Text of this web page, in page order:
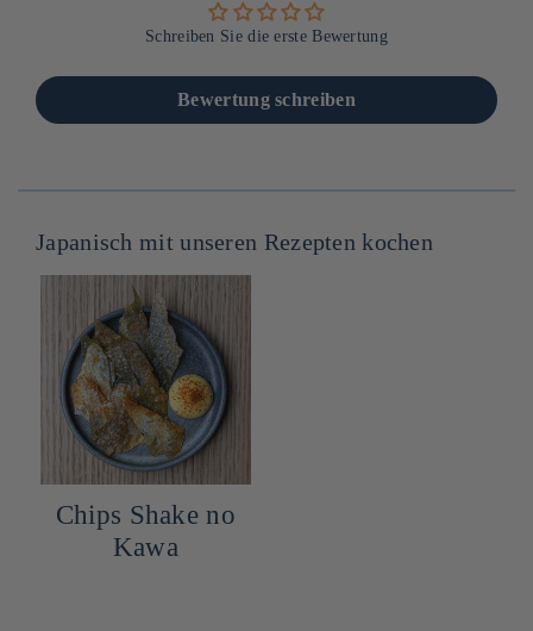
Schreiben Sie die erste Bewertung
Bewertung schreiben
Japanisch mit unseren Rezepten kochen
Chips Shake no
Kawa